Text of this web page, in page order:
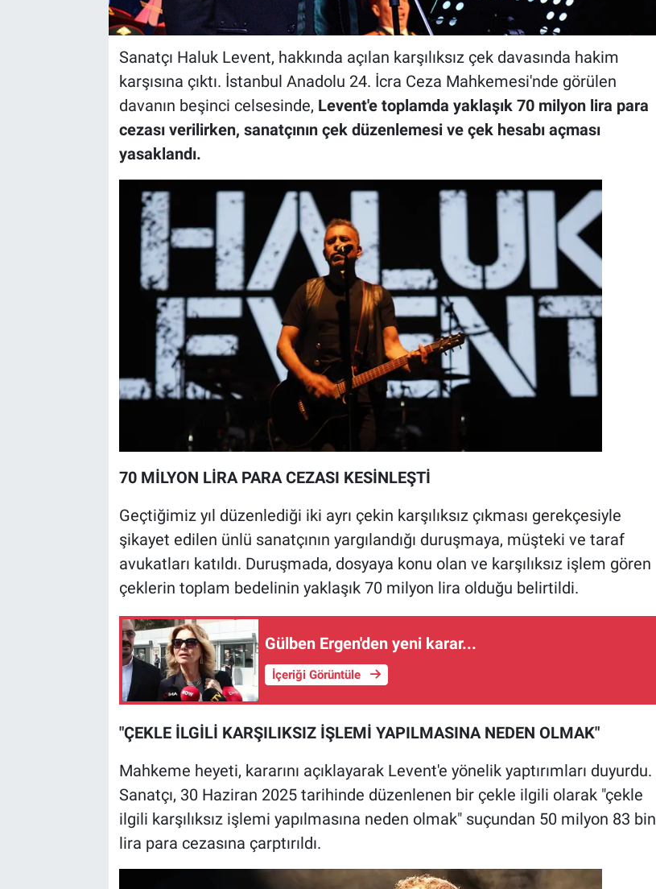
Sanatçı Haluk Levent, hakkında açılan karşılıksız çek davasında hakim
karşısına çıktı. İstanbul Anadolu 24. İcra Ceza Mahkemesi'nde görülen
davanın beşinci celsesinde, Levent'e toplamda yaklaşık 70 milyon lira para
cezası verilirken, sanatçının çek düzenlemesi ve çek hesabı açması
yasaklandı.
70 MİLYON LİRA PARA CEZASI KESİNLEŞTİ
Geçtiğimiz yıl düzenlediği iki ayrı çekin karşılıksız çıkması gerekçesiyle
şikayet edilen ünlü sanatçının yargılandığı duruşmaya, müşteki ve taraf
avukatları katıldı. Duruşmada, dosyaya konu olan ve karşılıksız işlem gören
çeklerin toplam bedelinin yaklaşık 70 milyon lira olduğu belirtildi.
Gülben Ergen'den yeni karar...
İçeriği Görüntüle
"ÇEKLE İLGİLİ KARŞILIKSIZ İŞLEMİ YAPILMASINA NEDEN OLMAK"
Mahkeme heyeti, kararını açıklayarak Levent'e yönelik yaptırımları duyurdu.
Sanatçı, 30 Haziran 2025 tarihinde düzenlenen bir çekle ilgili olarak "çekle
ilgili karşılıksız işlemi yapılmasına neden olmak" suçundan 50 milyon 83 bin
lira para cezasına çarptırıldı.